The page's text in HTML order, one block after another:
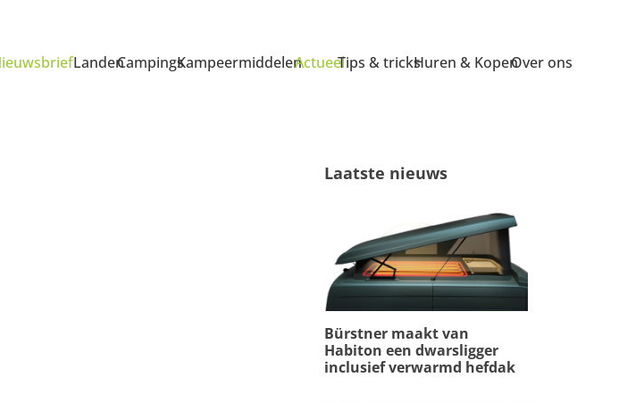
LandenCampingsKampeermiddelenActueelTips & tricksHuren & KopenOver ons
Laatste nieuws
Bürstner maakt van
Habiton een dwarsligger
inclusief verwarmd hefdak